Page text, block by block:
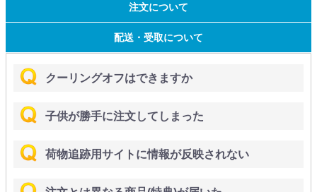
注文について
配送・受取について
クーリングオフはできますか
子供が勝手に注文してしまった
荷物追跡用サイトに情報が反映されない